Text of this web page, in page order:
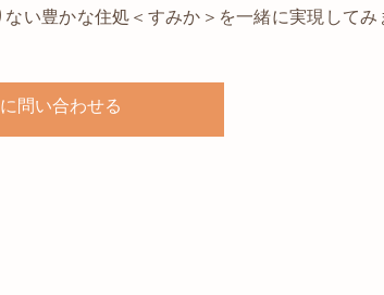
い豊かな住処＜すみか＞を一緒に実現してみ
問い合わせる